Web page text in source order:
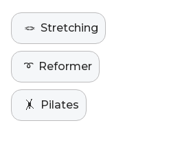
🪢 Stretching
➰ Reformer
🤸 Pilates